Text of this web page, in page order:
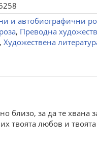
и автобиографични
, Преводна
Художествена
за да те хвана
твоята любов и